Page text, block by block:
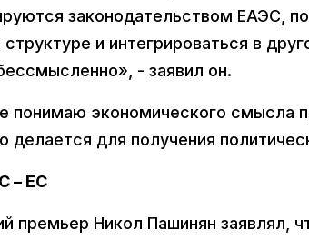
законодательством ЕАЭС,
и интегрироваться в
- заявил он.
понимаю экономического смысла
делается для получения
– ЕС
премьер Никол Пашинян заявлял,